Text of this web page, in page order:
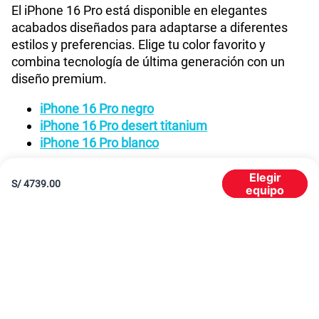
El iPhone 16 Pro está disponible en elegantes
acabados diseñados para adaptarse a diferentes
estilos y preferencias. Elige tu color favorito y
combina tecnología de última generación con un
diseño premium.
iPhone 16 Pro negro
iPhone 16 Pro desert titanium
iPhone 16 Pro blanco
¡No te pierdas en elegir el tuyo! Adquierelo ahora
antes que se acabe el stock. A continuación te
S/4739.00
Elegir
equipo